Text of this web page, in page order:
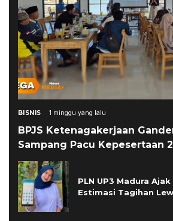
BISNIS 1 minggu yang lalu
BPJS Ketenagakerjaan
Sampang Pacu Kepesertaan
PLN UP3 Madura
Estimasi Tagihan